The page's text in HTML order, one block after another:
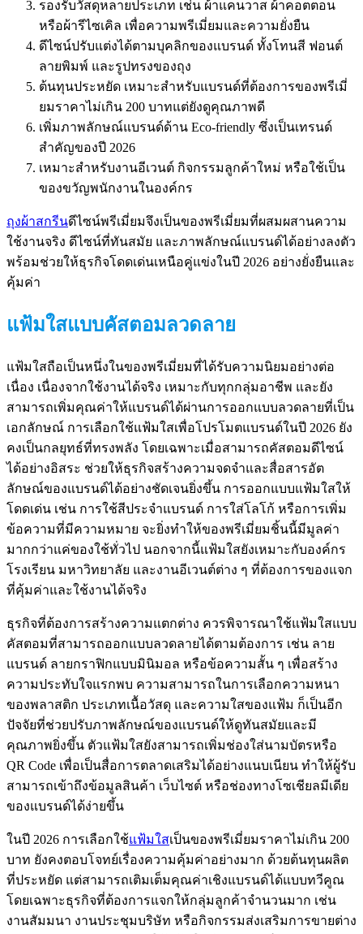
รองรับวัสดุหลายประเภท เช่น ผ้าแคนวาส ผ้าคอตตอน
หรือผ้ารีไซเคิล เพื่อความพรีเมี่ยมและความยั่งยืน
ดีไซน์ปรับแต่งได้ตามบุคลิกของแบรนด์ ทั้งโทนสี ฟอนต์
ลายพิมพ์ และรูปทรงของถุง
ต้นทุนประหยัด เหมาะสำหรับแบรนด์ที่ต้องการของพรีเมี่
ยมราคาไม่เกิน 200 บาทแต่ยังดูคุณภาพดี
เพิ่มภาพลักษณ์แบรนด์ด้าน Eco-friendly ซึ่งเป็นเทรนด์
สำคัญของปี 2026
เหมาะสำหรับงานอีเวนต์ กิจกรรมลูกค้าใหม่ หรือใช้เป็น
ของขวัญพนักงานในองค์กร
ถุงผ้าสกรีนดีไซน์พรีเมี่ยมจึงเป็นของพรีเมี่ยมที่ผสมผสานความ
ใช้งานจริง ดีไซน์ที่ทันสมัย และภาพลักษณ์แบรนด์ได้อย่างลงตัว
พร้อมช่วยให้ธุรกิจโดดเด่นเหนือคู่แข่งในปี 2026 อย่างยั่งยืนและ
คุ้มค่า
แฟ้มใสแบบคัสตอมลวดลาย
แฟ้มใสถือเป็นหนึ่งในของพรีเมี่ยมที่ได้รับความนิยมอย่างต่อ
เนื่อง เนื่องจากใช้งานได้จริง เหมาะกับทุกกลุ่มอาชีพ และยัง
สามารถเพิ่มคุณค่าให้แบรนด์ได้ผ่านการออกแบบลวดลายที่เป็น
เอกลักษณ์ การเลือกใช้แฟ้มใสเพื่อโปรโมตแบรนด์ในปี 2026 ยัง
คงเป็นกลยุทธ์ที่ทรงพลัง โดยเฉพาะเมื่อสามารถคัสตอมดีไซน์
ได้อย่างอิสระ ช่วยให้ธุรกิจสร้างความจดจำและสื่อสารอัต
ลักษณ์ของแบรนด์ได้อย่างชัดเจนยิ่งขึ้น การออกแบบแฟ้มใสให้
โดดเด่น เช่น การใช้สีประจำแบรนด์ การใส่โลโก้ หรือการเพิ่ม
ข้อความที่มีความหมาย จะยิ่งทำให้ของพรีเมี่ยมชิ้นนี้มีมูลค่า
มากกว่าแค่ของใช้ทั่วไป นอกจากนี้แฟ้มใสยังเหมาะกับองค์กร
โรงเรียน มหาวิทยาลัย และงานอีเวนต์ต่าง ๆ ที่ต้องการของแจก
ที่คุ้มค่าและใช้งานได้จริง
ธุรกิจที่ต้องการสร้างความแตกต่าง ควรพิจารณาใช้แฟ้มใสแบบ
คัสตอมที่สามารถออกแบบลวดลายได้ตามต้องการ เช่น ลาย
แบรนด์ ลายกราฟิกแบบมินิมอล หรือข้อความสั้น ๆ เพื่อสร้าง
ความประทับใจแรกพบ ความสามารถในการเลือกความหนา
ของพลาสติก ประเภทเนื้อวัสดุ และความใสของแฟ้ม ก็เป็นอีก
ปัจจัยที่ช่วยปรับภาพลักษณ์ของแบรนด์ให้ดูทันสมัยและมี
คุณภาพยิ่งขึ้น ตัวแฟ้มใสยังสามารถเพิ่มช่องใส่นามบัตรหรือ
QR Code เพื่อเป็นสื่อการตลาดเสริมได้อย่างแนบเนียน ทำให้ผู้รับ
สามารถเข้าถึงข้อมูลสินค้า เว็บไซต์ หรือช่องทางโซเชียลมีเดีย
ของแบรนด์ได้ง่ายขึ้น
ในปี 2026 การเลือกใช้แฟ้มใสเป็นของพรีเมี่ยมราคาไม่เกิน 200
บาท ยังคงตอบโจทย์เรื่องความคุ้มค่าอย่างมาก ด้วยต้นทุนผลิต
ที่ประหยัด แต่สามารถเติมเต็มคุณค่าเชิงแบรนด์ได้แบบทวีคูณ
โดยเฉพาะธุรกิจที่ต้องการแจกให้กลุ่มลูกค้าจำนวนมาก เช่น
งานสัมมนา งานประชุมบริษัท หรือกิจกรรมส่งเสริมการขายต่าง